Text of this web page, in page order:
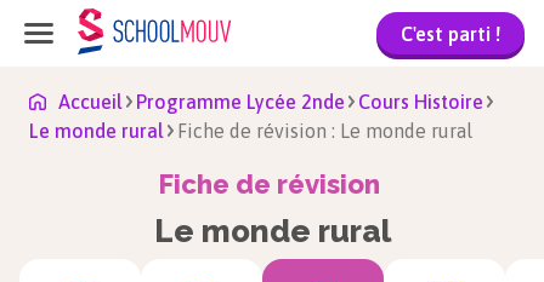
C'est parti !
Accueil Programme Lycée 2nde
Cours Histoire
Le monde rural
Fiche de révision : Le monde rural
Fiche de révision
Le monde rural